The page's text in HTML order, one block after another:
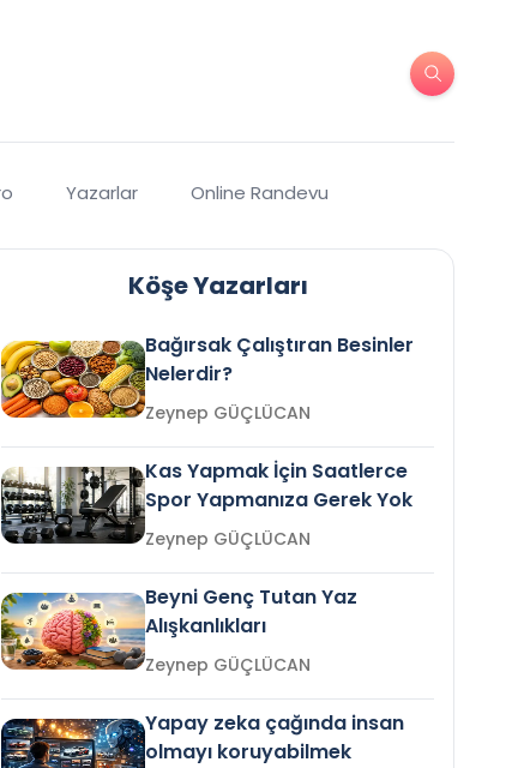
Yazarlar Online Randevu
Köşe Yazarları
Bağırsak Çalıştıran Besinler
Nelerdir?
Zeynep GÜÇLÜCAN
Kas Yapmak İçin Saatlerce
Spor Yapmanıza Gerek Yok
Zeynep GÜÇLÜCAN
Beyni Genç Tutan Yaz
Alışkanlıkları
Zeynep GÜÇLÜCAN
Yapay zeka çağında insan
olmayı koruyabilmek